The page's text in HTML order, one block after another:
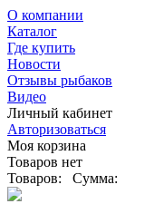
О компании
Каталог
Где купить
Новости
Отзывы рыбаков
Видео
Личный кабинет
Авторизоваться
Моя корзина
Товаров нет
Товаров:
Сумма: